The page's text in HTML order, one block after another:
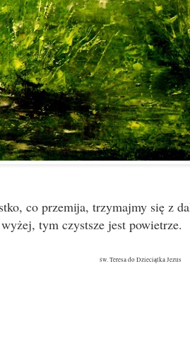
co przemija, trzymajmy się z
tym czystsze jest powietrze.
św. Teresa do Dzieciątka Jezus